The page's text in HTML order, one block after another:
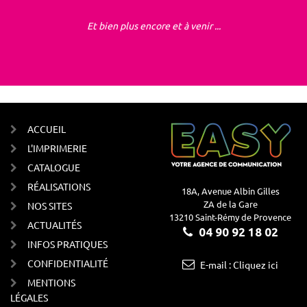
Et bien plus encore et à venir ...
ACCUEIL
L'IMPRIMERIE
CATALOGUE
RÉALISATIONS
NOS SITES
ACTUALITÉS
INFOS PRATIQUES
CONFIDENTIALITÉ
MENTIONS
LÉGALES
18A, Avenue Albin Gilles
ZA de la Gare
13210 Saint-Rémy de Provence
04 90 92 18 02
E-mail : Cliquez ici